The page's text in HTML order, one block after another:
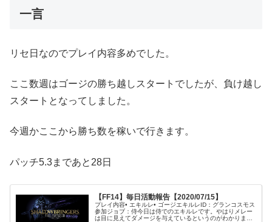
一言
リセ日なのでプレイ内容多めでした。
ここ数週はゴージの勝ち越しスタートでしたが、負け越し
スタートとなってしました。
今週かここから勝ち数を稼いで行きます。
パッチ5.3まであと28日
【FF14】毎日活動報告【2020/07/15】
プレイ内容• エキルレ• ゴージエキルレID：グランコスモス
参加ジョブ：侍今日は侍でのエキルレです。やはりメレー
は目に見えてダメージを与えているというのがわかりま